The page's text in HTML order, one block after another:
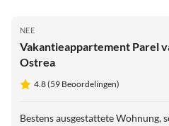
NEE
Vakantieappartement Parel
Ostrea
4.8 (59 Beoordelingen)
Bestens ausgestattete Wohnung,